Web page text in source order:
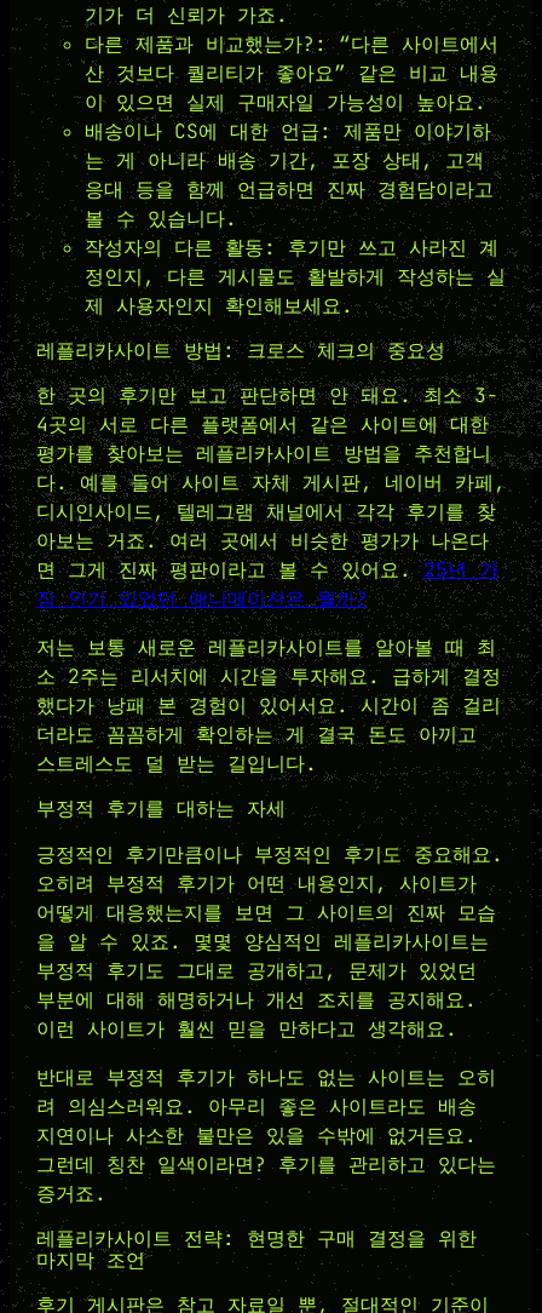
기가 더 신뢰가 가죠.
다른 제품과 비교했는가?: “다른 사이트에서
산 것보다 퀄리티가 좋아요” 같은 비교 내용
이 있으면 실제 구매자일 가능성이 높아요.
배송이나 CS에 대한 언급: 제품만 이야기하
는 게 아니라 배송 기간, 포장 상태, 고객
응대 등을 함께 언급하면 진짜 경험담이라고
볼 수 있습니다.
작성자의 다른 활동: 후기만 쓰고 사라진 계
정인지, 다른 게시물도 활발하게 작성하는 실
제 사용자인지 확인해보세요.
레플리카사이트 방법: 크로스 체크의 중요성
한 곳의 후기만 보고 판단하면 안 돼요. 최소 3-
4곳의 서로 다른 플랫폼에서 같은 사이트에 대한
평가를 찾아보는 레플리카사이트 방법을 추천합니
다. 예를 들어 사이트 자체 게시판, 네이버 카페,
디시인사이드, 텔레그램 채널에서 각각 후기를 찾
아보는 거죠. 여러 곳에서 비슷한 평가가 나온다
면 그게 진짜 평판이라고 볼 수 있어요.25년 가
장 인기 있었던 애니메이션은 뭘까?
저는 보통 새로운 레플리카사이트를 알아볼 때 최
소 2주는 리서치에 시간을 투자해요. 급하게 결정
했다가 낭패 본 경험이 있어서요. 시간이 좀 걸리
더라도 꼼꼼하게 확인하는 게 결국 돈도 아끼고
스트레스도 덜 받는 길입니다.
부정적 후기를 대하는 자세
긍정적인 후기만큼이나 부정적인 후기도 중요해요.
오히려 부정적 후기가 어떤 내용인지, 사이트가
어떻게 대응했는지를 보면 그 사이트의 진짜 모습
을 알 수 있죠. 몇몇 양심적인 레플리카사이트는
부정적 후기도 그대로 공개하고, 문제가 있었던
부분에 대해 해명하거나 개선 조치를 공지해요.
이런 사이트가 훨씬 믿을 만하다고 생각해요.
반대로 부정적 후기가 하나도 없는 사이트는 오히
려 의심스러워요. 아무리 좋은 사이트라도 배송
지연이나 사소한 불만은 있을 수밖에 없거든요.
그런데 칭찬 일색이라면? 후기를 관리하고 있다는
증거죠.
레플리카사이트 전략: 현명한 구매 결정을 위한
마지막 조언
후기 게시판은 참고 자료일 뿐, 절대적인 기준이